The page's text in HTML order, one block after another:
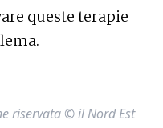
queste terapie
riservata © il Nord Est